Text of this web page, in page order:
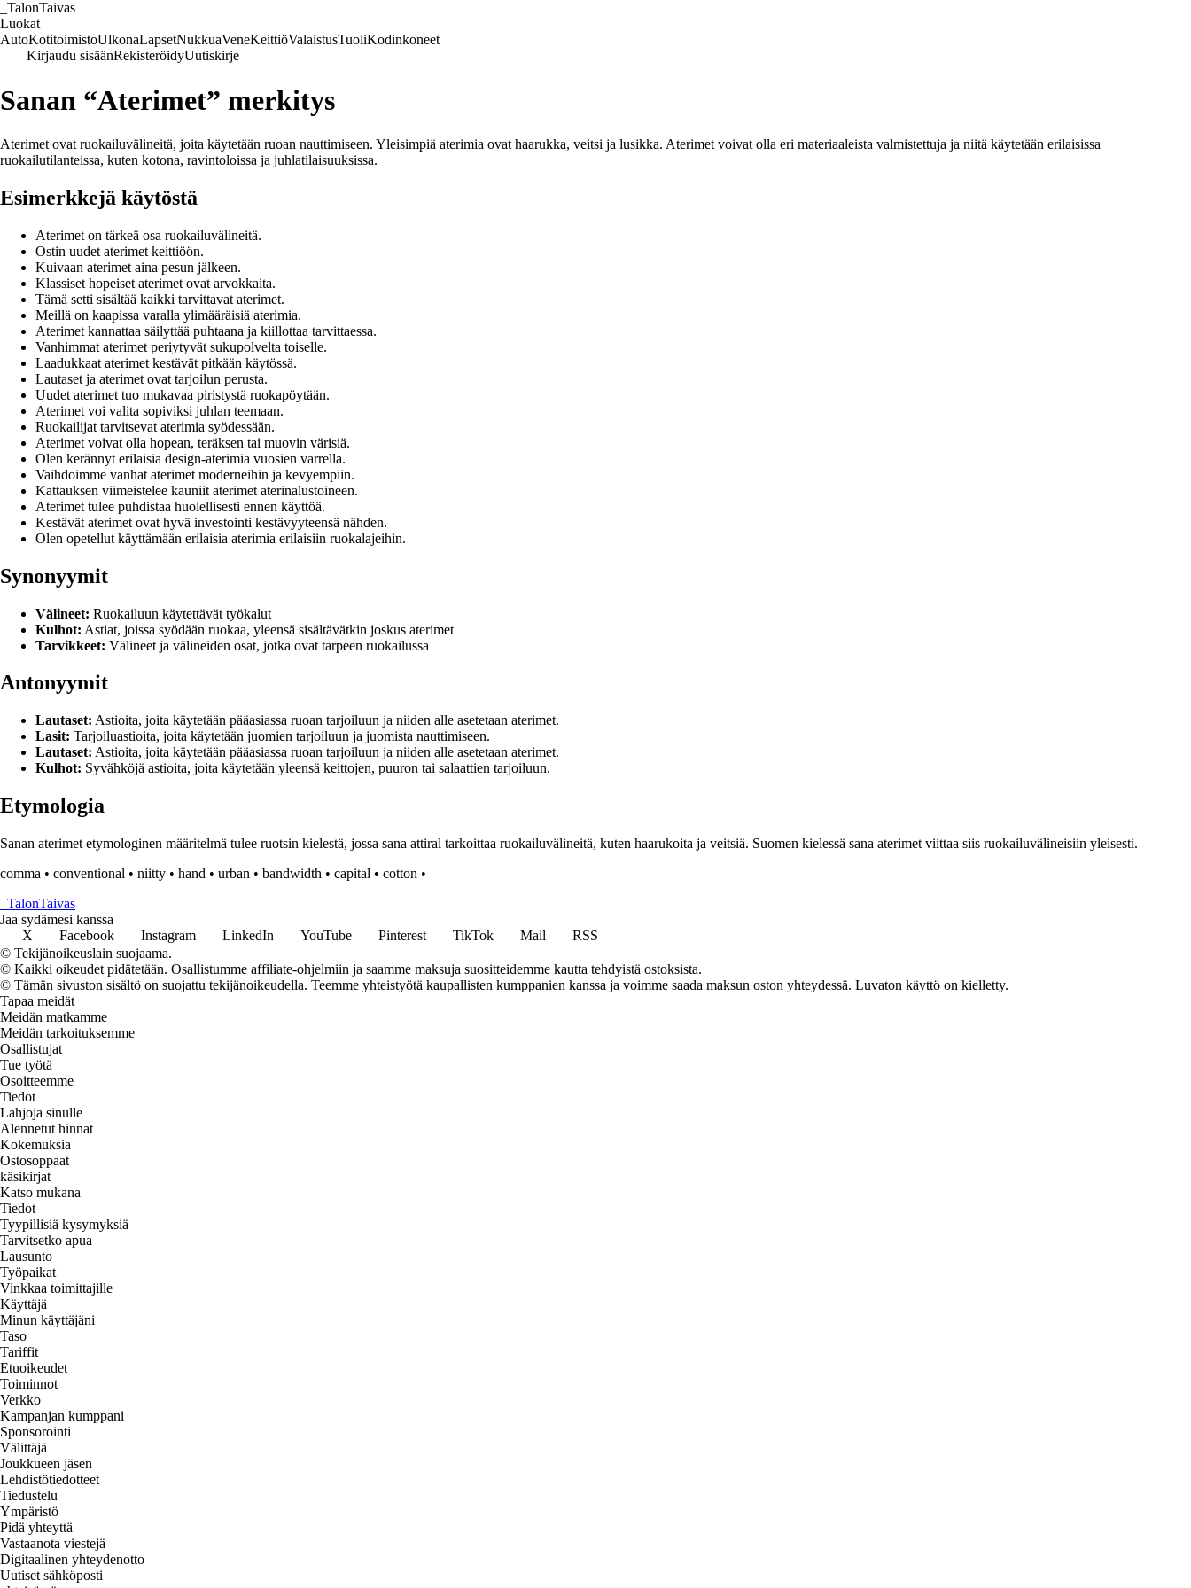
TalonTaivas
Luokat
AutoKotitoimistoUlkonaLapsetNukkuaVeneKeittiöValaistusTuoliKodinkoneet
Kirjaudu sisäänRekisteröidyUutiskirje
Sanan “Aterimet” merkitys
Aterimet ovat ruokailuvälineitä, joita käytetään ruoan nauttimiseen. Yleisimpiä aterimia ovat haarukka, veitsi ja lusikka. Aterimet voivat olla eri materiaaleista valmistettuja ja niitä käytetään erilaisissa
ruokailutilanteissa, kuten kotona, ravintoloissa ja juhlatilaisuuksissa.
Esimerkkejä käytöstä
Aterimet on tärkeä osa ruokailuvälineitä.
Ostin uudet aterimet keittiöön.
Kuivaan aterimet aina pesun jälkeen.
Klassiset hopeiset aterimet ovat arvokkaita.
Tämä setti sisältää kaikki tarvittavat aterimet.
Meillä on kaapissa varalla ylimääräisiä aterimia.
Aterimet kannattaa säilyttää puhtaana ja kiillottaa tarvittaessa.
Vanhimmat aterimet periytyvät sukupolvelta toiselle.
Laadukkaat aterimet kestävät pitkään käytössä.
Lautaset ja aterimet ovat tarjoilun perusta.
Uudet aterimet tuo mukavaa piristystä ruokapöytään.
Aterimet voi valita sopiviksi juhlan teemaan.
Ruokailijat tarvitsevat aterimia syödessään.
Aterimet voivat olla hopean, teräksen tai muovin värisiä.
Olen kerännyt erilaisia design-aterimia vuosien varrella.
Vaihdoimme vanhat aterimet moderneihin ja kevyempiin.
Kattauksen viimeistelee kauniit aterimet aterinalustoineen.
Aterimet tulee puhdistaa huolellisesti ennen käyttöä.
Kestävät aterimet ovat hyvä investointi kestävyyteensä nähden.
Olen opetellut käyttämään erilaisia aterimia erilaisiin ruokalajeihin.
Synonyymit
Välineet: Ruokailuun käytettävät työkalut
Kulhot: Astiat, joissa syödään ruokaa, yleensä sisältävätkin joskus aterimet
Tarvikkeet: Välineet ja välineiden osat, jotka ovat tarpeen ruokailussa
Antonyymit
Lautaset: Astioita, joita käytetään pääasiassa ruoan tarjoiluun ja niiden alle asetetaan aterimet.
Lasit: Tarjoiluastioita, joita käytetään juomien tarjoiluun ja juomista nauttimiseen.
Lautaset: Astioita, joita käytetään pääasiassa ruoan tarjoiluun ja niiden alle asetetaan aterimet.
Kulhot: Syvähköjä astioita, joita käytetään yleensä keittojen, puuron tai salaattien tarjoiluun.
Etymologia
Sanan aterimet etymologinen määritelmä tulee ruotsin kielestä, jossa sana attiral tarkoittaa ruokailuvälineitä, kuten haarukoita ja veitsiä. Suomen kielessä sana aterimet viittaa siis ruokailuvälineisiin yleisesti.
comma • conventional • niitty • hand • urban • bandwidth • capital • cotton •
TalonTaivas
Jaa sydämesi kanssa
X
Facebook Instagram LinkedIn YouTube Pinterest TikTok Mail
RSS
© Tekijänoikeuslain suojaama.
© Kaikki oikeudet pidätetään. Osallistumme affiliate-ohjelmiin ja saamme maksuja suositteidemme kautta tehdyistä ostoksista.
© Tämän sivuston sisältö on suojattu tekijänoikeudella. Teemme yhteistyötä kaupallisten kumppanien kanssa ja voimme saada maksun oston yhteydessä. Luvaton käyttö on kielletty.
Tapaa meidät
Meidän matkamme
Meidän tarkoituksemme
Osallistujat
Tue työtä
Osoitteemme
Tiedot
Lahjoja sinulle
Alennetut hinnat
Kokemuksia
Ostosoppaat
käsikirjat
Katso mukana
Tiedot
Tyypillisiä kysymyksiä
Tarvitsetko apua
Lausunto
Työpaikat
Vinkkaa toimittajille
Käyttäjä
Minun käyttäjäni
Taso
Tariffit
Etuoikeudet
Toiminnot
Verkko
Kampanjan kumppani
Sponsorointi
Välittäjä
Joukkueen jäsen
Lehdistötiedotteet
Tiedustelu
Ympäristö
Pidä yhteyttä
Vastaanota viestejä
Digitaalinen yhteydenotto
Uutiset sähköposti